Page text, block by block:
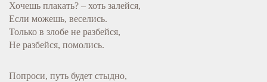
Хочешь плакать? – хоть залейся,
Если можешь, веселись.
Только в злобе не разбейся,
Не разбейся, помолись.
Попроси, путь будет стыдно,